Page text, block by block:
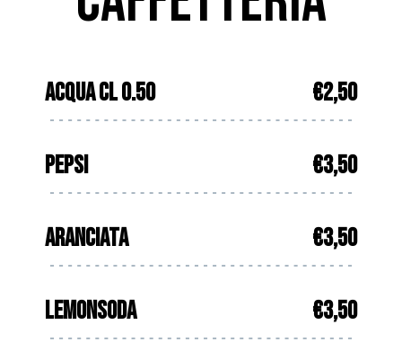
ACQUA CL 0.50 €2,50
PEPSI €3,50
ARANCIATA €3,50
LEMONSODA €3,50